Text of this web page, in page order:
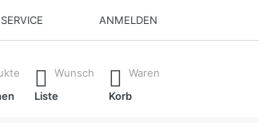
ANMELDEN
Drücken Sie die Eingabetaste, um alle
Wunsch
Liste
Waren
Korb